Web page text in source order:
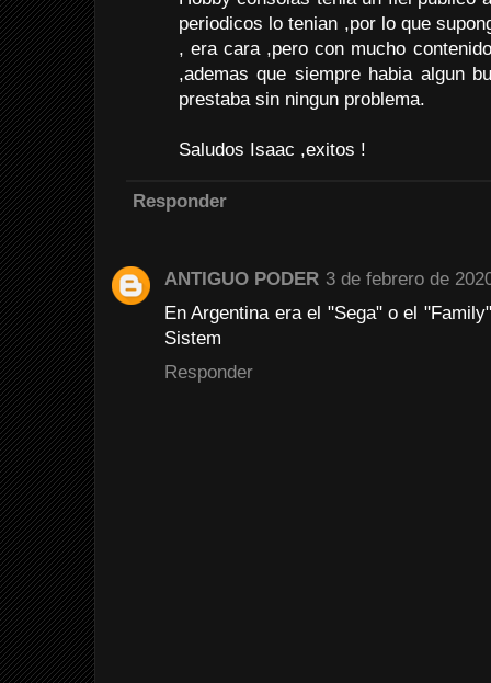
periodicos lo tenian ,por lo que
, era cara ,pero con mucho
,ademas que siempre habia algun
prestaba sin ningun problema.
Saludos Isaac ,exitos !
Responder
ANTIGUO PODER 3 de febrero de
En Argentina era el "Sega" o el
Sistem
Responder